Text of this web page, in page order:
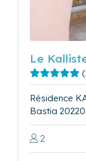
Le
Résidence
Bastia
2